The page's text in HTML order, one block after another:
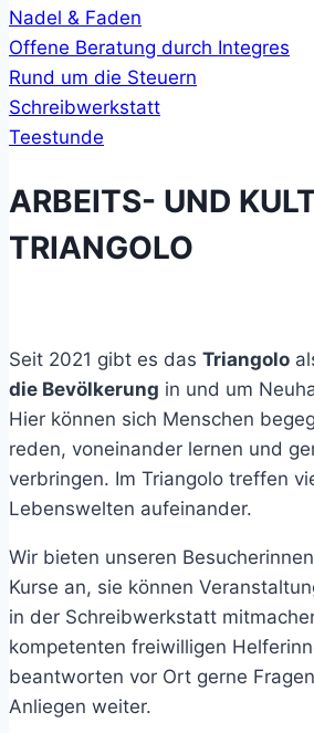
Nadel & Faden
Offene Beratung durch Integres
Rund um die Steuern
Schreibwerkstatt
Teestunde
ARBEITS- UND
TRIANGOLO
Seit 2021 gibt es das Triangolo
die Bevölkerung in und um
Hier können sich Menschen
reden, voneinander lernen und
verbringen. Im Triangolo treffen
Lebenswelten aufeinander.
Wir bieten unseren
Kurse an, sie können
in der Schreibwerkstatt
kompetenten freiwilligen
beantworten vor Ort gerne
Anliegen weiter.